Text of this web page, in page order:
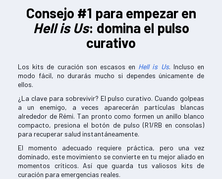
Consejo #1 para empezar en
Hell is Us: domina el pulso
curativo
Los kits de curación son escasos en Hell is Us. Incluso en
modo fácil, no durarás mucho si dependes únicamente de
ellos.
¿La clave para sobrevivir? El pulso curativo. Cuando golpeas
a un enemigo, a veces aparecerán partículas blancas
alrededor de Rémi. Tan pronto como formen un anillo blanco
compacto, presiona el botón de pulso (R1/RB en consolas)
para recuperar salud instantáneamente.
El momento adecuado requiere práctica, pero una vez
dominado, este movimiento se convierte en tu mejor aliado en
momentos críticos. Así que guarda tus valiosos kits de
curación para emergencias reales.